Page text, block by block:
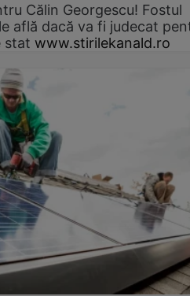
Călin Georgescu! Fostul
află dacă va fi judecat
stat www.stirilekanald.ro